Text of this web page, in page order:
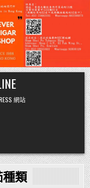
網站
種類